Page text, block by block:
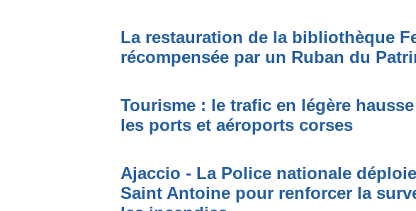
La restauration de la bibliothèque
récompensée par un Ruban du
Tourisme : le trafic en légère
les ports et aéroports corses
Ajaccio - La Police nationale
Saint Antoine pour renforcer la